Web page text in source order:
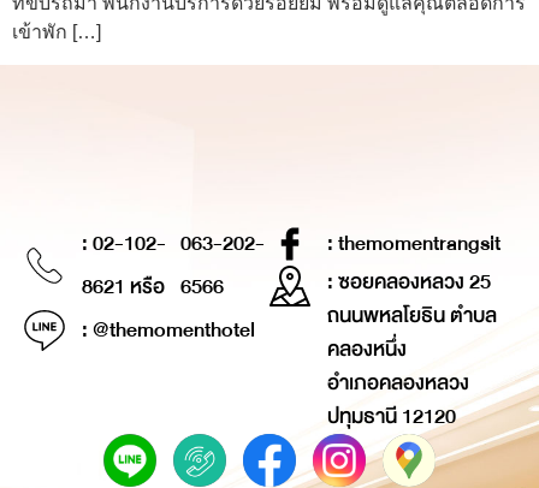
เข้าพัก […]
: 02-102-
8621 หรือ
063-202-
6566
: @themomenthotel
: themomentrangsit
: ซอยคลองหลวง 25
ถนนพหลโยธิน ตำบล
คลองหนึ่ง
อำเภอคลองหลวง
ปทุมธานี 12120